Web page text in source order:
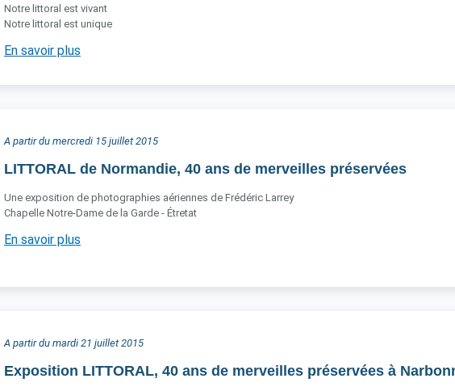
Notre littoral est vivant
Notre littoral est unique
En savoir plus
A partir du mercredi 15 juillet 2015
LITTORAL de Normandie, 40 ans de merveilles préservées
Une exposition de photographies aériennes de Frédéric Larrey
Chapelle Notre-Dame de la Garde - Étretat
En savoir plus
A partir du mardi 21 juillet 2015
Exposition LITTORAL, 40 ans de merveilles préservées à